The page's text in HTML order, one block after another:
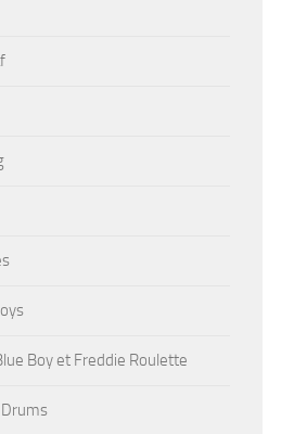
Boy et Freddie Roulette